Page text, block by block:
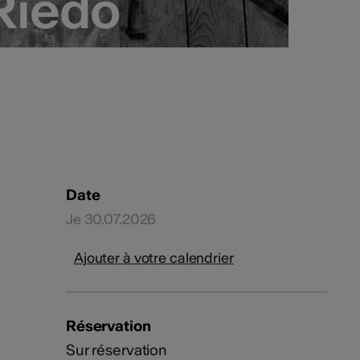
Date
Je 30.07.2026
Ajouter à votre calendrier
Réservation
Sur réservation